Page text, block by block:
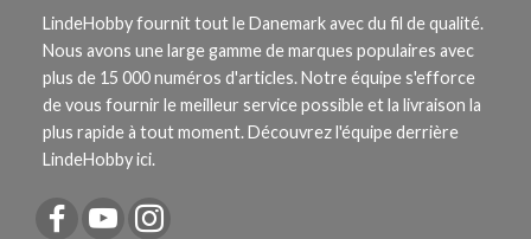
LindeHobby fournit tout le Danemark avec du fil de qualité.
Nous avons une large gamme de marques populaires avec
plus de 15 000 numéros d'articles. Notre équipe s'efforce
de vous fournir le meilleur service possible et la livraison la
plus rapide à tout moment. Découvrez l'équipe derrière
LindeHobby ici.